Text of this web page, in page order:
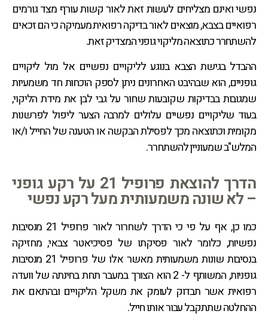
נפשי ואינם מצליחים לעשות זאת לאור קשות עורף מצד גורמים
רפואיים בצבא, מוצאים לאור בדיקה רפואית מעמיקה כי הם זכאים
להשתחרר כתוצאה מליקוי גופני המצדיק זאת.
ההבדל בגישת הצבא בנוגע לליקויים נפשיים אל מול ליקויים
גופניים, הוא שבהיבט האחרונים ניתן לספק הוכחות חד משמעיות
שמגובות בבדיקות שקובעות שחור על גבי לבן את מידת הליקוי,
בעוד שליקויים נפשיים עלולים למרבה הצער ליפול לפרשנות
מקומית וכתוצאה מכך לפסילת הבקשה או הטענה של החייל ו/או
המלש"ב שמעוניין להשתחרר.
הדרך להוצאת פרופיל 21 על רקע גופני
– לא שונה משמעותית מעל רקע נפשי
כמו כן, אף על פי כי הדרך לשחרור לאור פרופיל 21 מנסיבות
נפשיות, כלומר לאור פסיקתו של פסיכיאטר צבאי, מחזיקה
בנסיבות שונות משמעותית מאשר אלו של פרופיל 21 מנסיבות
גופניות, המשותף ל- 2 הוא הצורך במעבר תחת בחינתה של וועדה
רפואית אשר תבדוק לעומק את משקל הליקויים ובהתאם את
ההחלטה שתתקבל עבור אותו חייל.